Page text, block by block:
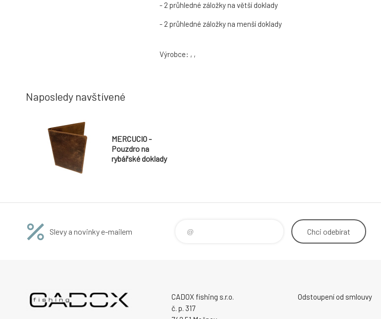
- 2 průhledné záložky na větší doklady
- 2 průhledné záložky na menší doklady
Výrobce: , ,
Naposledy navštívené
MERCUCIO -
Pouzdro na
rybářské doklady
Slevy a novinky e-mailem Chci odebírat
CADOX fishing s.r.o.
č. p. 317
Odstoupení od smlouvy